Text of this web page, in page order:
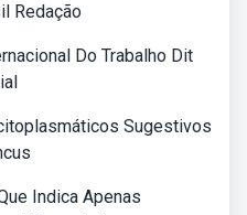
Redação
Do Trabalho Dit
Sugestivos
Indica Apenas